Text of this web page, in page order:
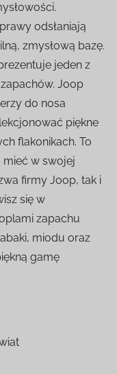
odsłaniają
zmysłową bazę.
jeden z
Joop
do nosa
piękne
flakonikach. To
mieć w swojej
firmy Joop, tak i
się w
zapachu
miodu oraz
gamę